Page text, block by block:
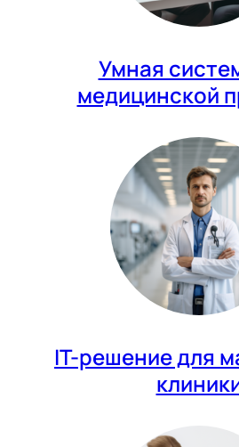
Умная
медицинской
IT-решение для